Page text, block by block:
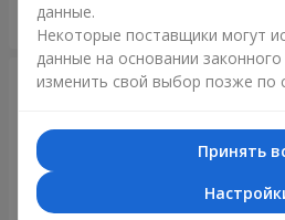
данные.
Некоторые поставщики могут
данные на основании
изменить свой выбор позже по
Принять